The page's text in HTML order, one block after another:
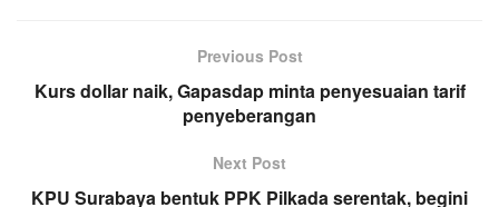
Previous Post
Kurs dollar naik, Gapasdap minta penyesuaian tarif
penyeberangan
Next Post
KPU Surabaya bentuk PPK Pilkada serentak, begini